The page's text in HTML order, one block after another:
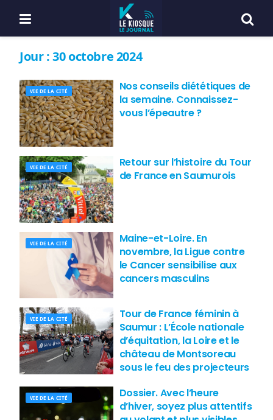
Jour :30 octobre 2024
VIE DE LA CITÉ
Nos conseils diététiques de
la semaine. Connaissez-
vous l’épeautre ?
VIE DE LA CITÉ
Retour sur l’histoire du Tour
de France en Saumurois
VIE DE LA CITÉ
Maine-et-Loire. En
novembre, la Ligue contre
le Cancer sensibilise aux
cancers masculins
VIE DE LA CITÉ
Tour de France féminin à
Saumur : L’École nationale
d’équitation, la Loire et le
château de Montsoreau
sous le feu des projecteurs
VIE DE LA CITÉ
Dossier. Avec l’heure
d’hiver, soyez plus attentifs